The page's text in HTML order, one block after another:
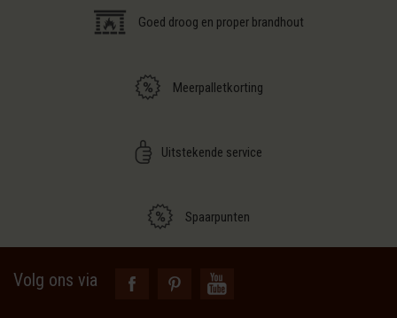
Goed droog en proper brandhout
Meerpalletkorting
Uitstekende service
Spaarpunten
Volg ons via